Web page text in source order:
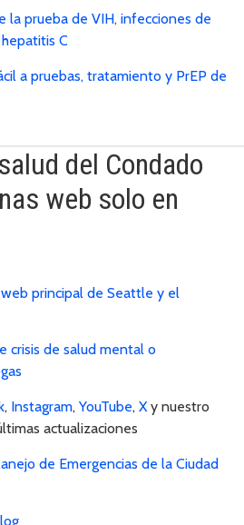
la prueba de VIH, infecciones de
C
a pruebas, tratamiento y PrEP de
del Condado
web solo en
principal de Seattle y el
crisis de salud mental o
, Instagram, YouTube, Xy nuestro
actualizaciones
de Emergencias de la Ciudad